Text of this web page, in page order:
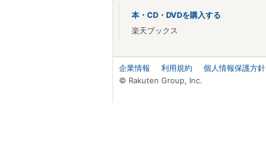
本・CD・DVDを購入する
楽天ブックス
企業情報 利用規約 個人情報保護方針
© Rakuten Group, Inc.